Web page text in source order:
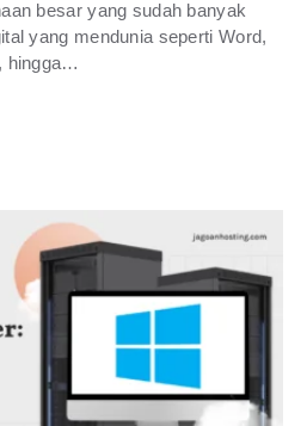
besar yang sudah banyak
yang mendunia seperti Word,
hingga…